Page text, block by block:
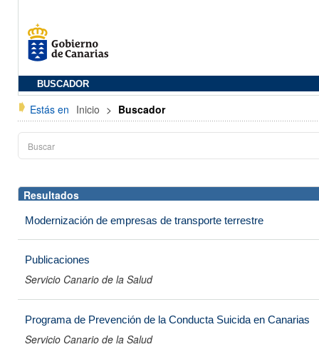
BUSCADOR
Estás en Inicio > Buscador
Resultados
Modernización de empresas de transporte terrestre
Publicaciones
Servicio Canario de la Salud
Programa de Prevención de la Conducta Suicida en Canarias
Servicio Canario de la Salud